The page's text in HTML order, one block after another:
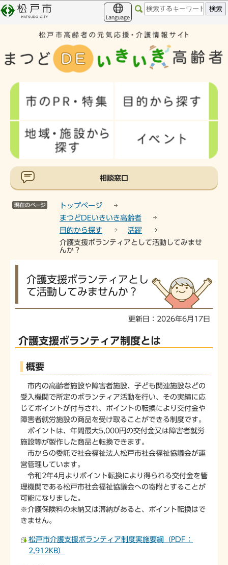
こ
の
の
このページの本文へ移動
Language
相談窓口
トップページ
まつどDEいきいき高齢者
目的から探す
活躍
介護支援ボランティアとして活動してみませ
んか？
こ
介護支援ボランティアとし
て活動してみませんか？
更新日：2026年6月17日
介護支援ボランティア制度とは
概要
市内の高齢者施設や障害者施設、子ども関連施設などの
受入機関で所定のボランティア活動を行い、その実績に応
じてポイントが付与され、ポイントの転換により交付金や
障害者就労施設の商品を受け取ることができる制度です。
ポイントは、年間最大5,000円の交付金又は障害者就労
施設等が製作した商品と転換できます。
市からの委託で社会福祉法人松戸市社会福祉協議会が運
営管理しています。
令和2年4月よりポイント転換により得られる交付金を管
理機関である松戸市社会福祉協議会への寄附とすることが
可能になりました。
※介護保険料の未納又は滞納があると、ポイント転換はで
きません。
松戸市介護支援ボランティア制度実施要綱（PDF：
2,912KB）